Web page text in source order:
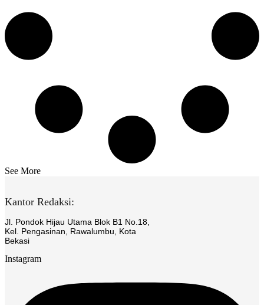
See More
Kantor Redaksi:
Jl. Pondok Hijau Utama Blok B1 No.18,
Kel. Pengasinan, Rawalumbu, Kota
Bekasi
Instagram